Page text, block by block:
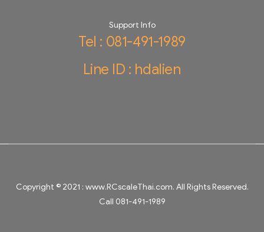
Support Info
Tel : 081-491-1989
Line ID : hdalien
Copyright © 2021 : www.RCscaleThai.com. All Rights Reserved.
Call 081-491-1989